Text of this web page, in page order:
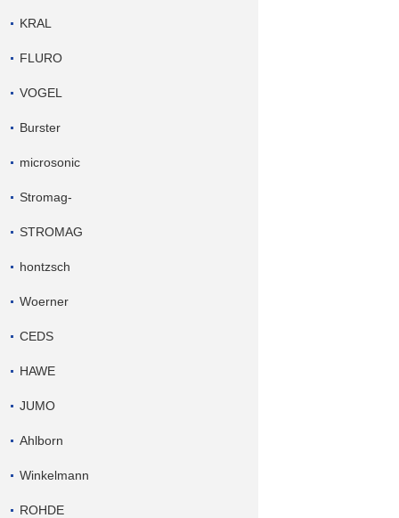
KRAL
FLURO
VOGEL
Burster
microsonic
Stromag-
STROMAG
hontzsch
Woerner
CEDS
HAWE
JUMO
Ahlborn
Winkelmann
ROHDE